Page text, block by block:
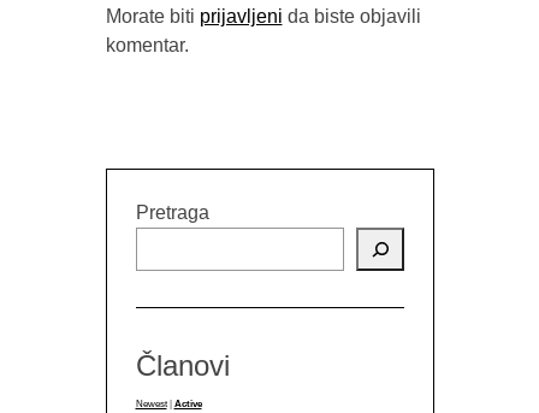
Morate biti prijavljeni da biste objavili
komentar.
Pretraga
Članovi
Newest Active